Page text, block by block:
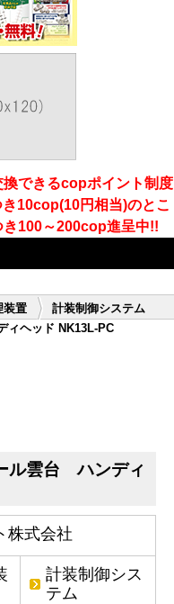
できるcopポイント制度
10cop(10円相当)のとこ
き100～200cop進呈中!!
装置
計装制御システム
ィヘッド NK13L-PC
ル雲台 ハンディ
株式会社
計装制御シス
テム